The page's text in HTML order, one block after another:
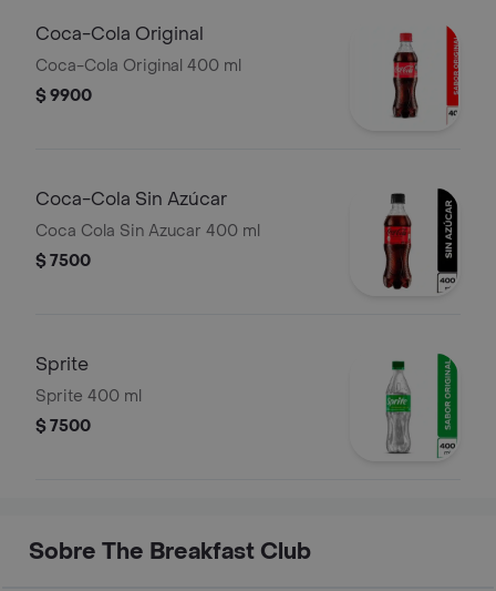
Coca-Cola Original
Coca-Cola Original 400 ml
$ 9900
Coca-Cola Sin Azúcar
Coca Cola Sin Azucar 400 ml
$ 7500
Sprite
Sprite 400 ml
$ 7500
Sobre The Breakfast Club